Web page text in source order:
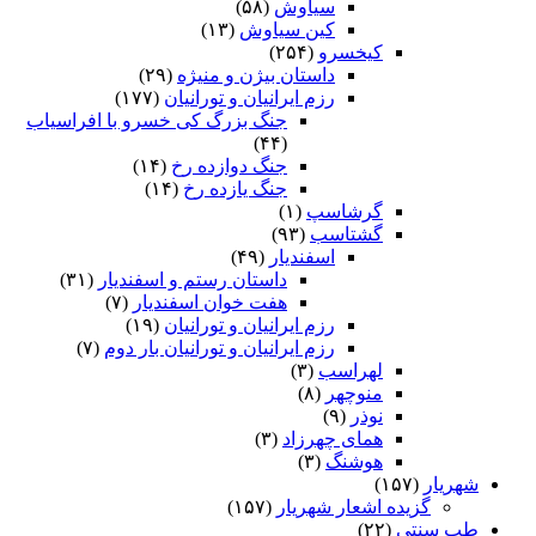
سیاوش (۵۸)
کین سیاوش (۱۳)
کیخسرو (۲۵۴)
داستان بیژن و منیژه (۲۹)
رزم ایرانیان و تورانیان (۱۷۷)
جنگ بزرگ کی خسرو با افراسیاب
(۴۴)
جنگ دوازده رخ (۱۴)
جنگ یازده رخ (۱۴)
گرشاسپ (۱)
گشتاسب (۹۳)
اسفندیار (۴۹)
داستان رستم و اسفندیار (۳۱)
هفت خوان اسفندیار (۷)
رزم ایرانیان و تورانیان (۱۹)
رزم ایرانیان و تورانیان بار دوم (۷)
لهراسب (۳)
منوچهر (۸)
نوذر (۹)
هماى چهرزاد (۳)
هوشنگ (۳)
شهریار (۱۵۷)
گزیده اشعار شهریار (۱۵۷)
طب سنتی (۲۲)